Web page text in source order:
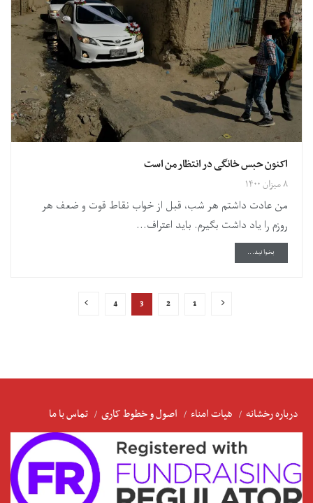
اکنون حبس خانگی در انتظار من است
۸ میزان ۱۴۰۰
من عادت داشتم هر شب، قبل از خواب نقاط قوت و ضعف هر
روزم را یاد داشت بگیرم. باید اعتراف...
بخوانید...
1
2
3
4
درباره رخشانه هیات امناء اصول و خطوط کاری تماس با ما